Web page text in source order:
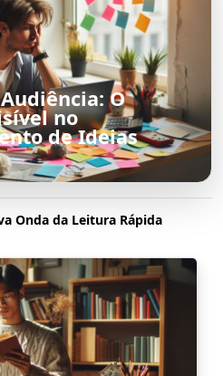
O
no
de Ideias
Onda da Leitura Rápida